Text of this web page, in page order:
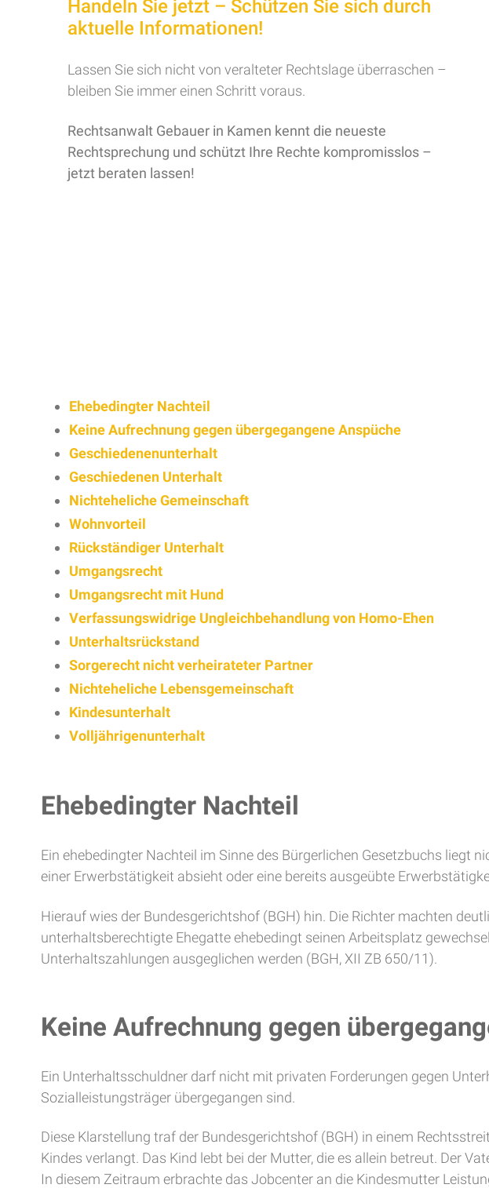
Handeln Sie jetzt – Schützen Sie sich durch
aktuelle Informationen!
Lassen Sie sich nicht von veralteter Rechtslage überraschen –
bleiben Sie immer einen Schritt voraus.
Rechtsanwalt Gebauer in Kamen kennt die neueste
Rechtsprechung und schützt Ihre Rechte kompromisslos –
jetzt beraten lassen!
Ehebedingter Nachteil
Keine Aufrechnung gegen übergegangene Anspüche
Geschiedenenunterhalt
Geschiedenen Unterhalt
Nichteheliche Gemeinschaft
Wohnvorteil
Rückständiger Unterhalt
Umgangsrecht
Umgangsrecht mit Hund
Verfassungswidrige Ungleichbehandlung von Homo-Ehen
Unterhaltsrückstand
Sorgerecht nicht verheirateter Partner
Nichteheliche Lebensgemeinschaft
Kindesunterhalt
Volljährigenunterhalt
Ehebedingter Nachteil
Ein ehebedingter Nachteil im Sinne des Bürgerlichen Gesetzbuchs liegt
einer Erwerbstätigkeit absieht oder eine bereits ausgeübte
Hierauf wies der Bundesgerichtshof (BGH) hin. Die Richter machten
unterhaltsberechtigte Ehegatte ehebedingt seinen Arbeitsplatz
Unterhaltszahlungen ausgeglichen werden (BGH, XII ZB 650/11).
Keine Aufrechnung gegen
Ein Unterhaltsschuldner darf nicht mit privaten Forderungen gegen
Sozialleistungsträger übergegangen sind.
Diese Klarstellung traf der Bundesgerichtshof (BGH) in einem
Kindes verlangt. Das Kind lebt bei der Mutter, die es allein betreut. Der
In diesem Zeitraum erbrachte das Jobcenter an die Kindesmutter